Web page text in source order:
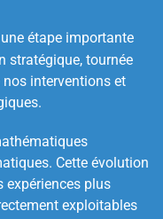
étape importante
stratégique, tournée
interventions et
Cette évolution
expériences plus
exploitables